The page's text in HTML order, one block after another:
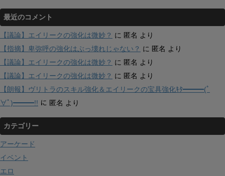
最近のコメント
【議論】エイリークの強化は微妙？ に 匿名 より
【指摘】卑弥呼の強化はぶっ壊れじゃない？ に 匿名 より
【議論】エイリークの強化は微妙？ に 匿名 より
【議論】エイリークの強化は微妙？ に 匿名 より
【朗報】ヴリトラのスキル強化＆エイリークの宝具強化ｷﾀ━━━(ﾟ
∀ﾟ)━━━!! に 匿名 より
カテゴリー
アーケード
イベント
エロ